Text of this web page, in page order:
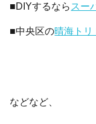
■DIYするなら スー
■中央区の晴海トリ
などなど、